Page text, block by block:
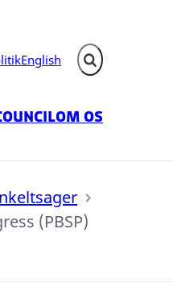
English Fold søgefelt ud
Om os
(PBSP)